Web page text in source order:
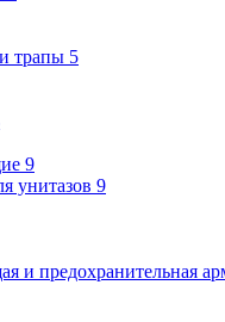
трапы 5
9
унитазов 9
и предохранительная